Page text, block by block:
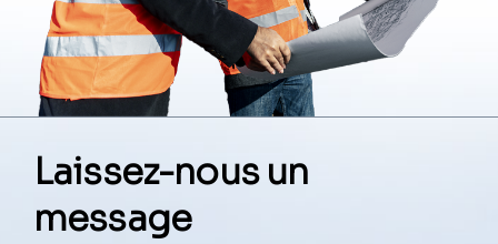
Laissez-nous un
message